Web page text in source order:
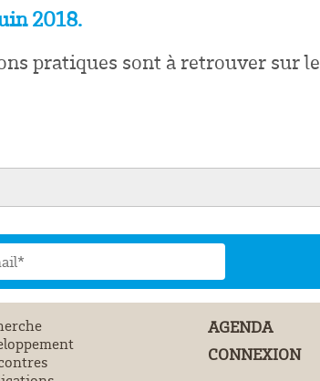
2018.
pratiques sont à retrouver sur le
AGENDA
CONNEXION